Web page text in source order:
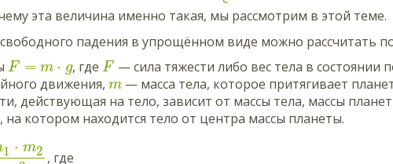
эта величина именно такая, мы рассмотрим в этой теме.
падения в упрощённом виде можно рассчитать
F = m ⋅ g, гдеF — сила тяжести либо вес тела в состоянии
движения, m— масса тела, которое притягивает
действующая на тело, зависит от массы тела, массы
на котором находится тело от центра массы планеты.
1 ⋅ m2 , где